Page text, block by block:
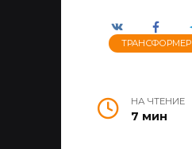
ТРАНСФОРМЕР
НА ЧТЕНИЕ
7 мин